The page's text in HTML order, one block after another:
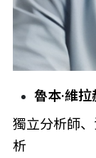
魯本·維
獨立分析師
析